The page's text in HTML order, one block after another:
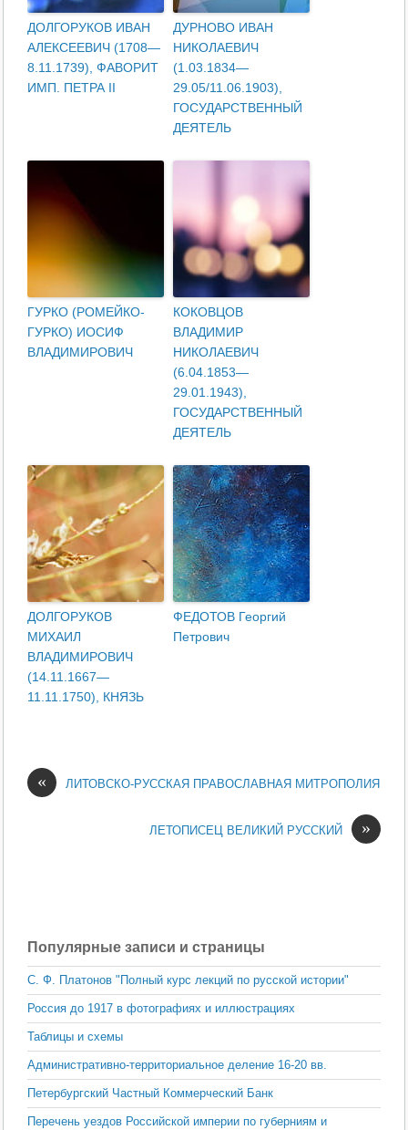
ДОЛГОРУКОВ ИВАН
АЛЕКСЕЕВИЧ (1708—
8.11.1739), ФАВОРИТ
ИМП. ПЕТРА II
ДУРНОВО ИВАН
НИКОЛАЕВИЧ
(1.03.1834—
29.05/11.06.1903),
ГОСУДАРСТВЕННЫЙ
ДЕЯТЕЛЬ
ГУРКО (РОМЕЙКО-
ГУРКО) ИОСИФ
ВЛАДИМИРОВИЧ
КОКОВЦОВ
ВЛАДИМИР
НИКОЛАЕВИЧ
(6.04.1853—
29.01.1943),
ГОСУДАРСТВЕННЫЙ
ДЕЯТЕЛЬ
ДОЛГОРУКОВ
МИХАИЛ
ВЛАДИМИРОВИЧ
(14.11.1667—
11.11.1750), КНЯЗЬ
ФЕДОТОВ Георгий
Петрович
« ЛИТОВСКО-РУССКАЯ ПРАВОСЛАВНАЯ МИТРОПОЛИЯ
»
ЛЕТОПИСЕЦ ВЕЛИКИЙ РУССКИЙ
Популярные записи и страницы
С. Ф. Платонов "Полный курс лекций по русской истории"
Россия до 1917 в фотографиях и иллюстрациях
Таблицы и схемы
Административно-территориальное деление 16-20 вв.
Петербургский Частный Коммерческий Банк
Перечень уездов Российской империи по губерниям и